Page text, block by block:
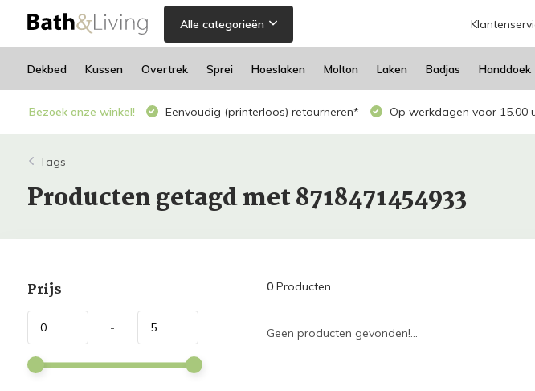
Alle categorieën
Dekbed Kussen Overtrek Sprei Hoeslaken Molton Laken Badjas Handdoek
Bezoek onze winkel! Eenvoudig (printerloos) retourneren* Op werkdagen voor 15.00
Tags
Producten getagd met 8718471454933
Prijs
-
0Producten
Geen producten gevonden!...